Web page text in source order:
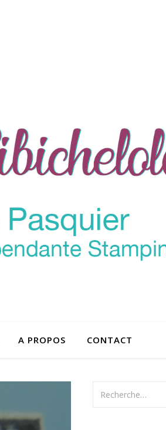
A PROPOS CONTACT